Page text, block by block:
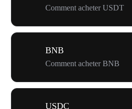
Comment acheter USDT
BNB
Comment acheter BNB
USDC